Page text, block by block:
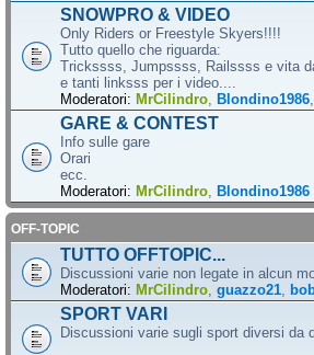
SNOWPRO & VIDEO
Only Riders or Freestyle Skyers!!!!
Tutto quello che riguarda:
Trickssss, Jumpssss, Railssss e vita
e tanti linksss per i video....
Moderatori: MrCilindro Blondino1986
GARE & CONTEST
Info sulle gare
Orari
ecc.
Moderatori: MrCilindro Blondino1986
OFF-TOPIC
TUTTO OFFTOPIC...
Discussioni varie non legate in alcun
Moderatori: MrCilindro guazzo21
SPORT VARI
Discussioni varie sugli sport diversi da